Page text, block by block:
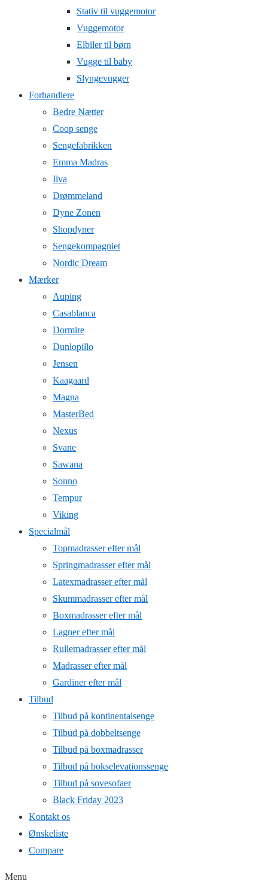
Stativ til vuggemotor
Vuggemotor
Elbiler til børn
Vugge til baby
Slyngevugger
Forhandlere
Bedre Nætter
Coop senge
Sengefabrikken
Emma Madras
Ilva
Drømmeland
Dyne Zonen
Shopdyner
Sengekompagniet
Nordic Dream
Mærker
Auping
Casablanca
Dormire
Dunlopillo
Jensen
Kaagaard
Magna
MasterBed
Nexus
Svane
Sawana
Sonno
Tempur
Viking
Specialmål
Topmadrasser efter mål
Springmadrasser efter mål
Latexmadrasser efter mål
Skummadrasser efter mål
Boxmadrasser efter mål
Lagner efter mål
Rullemadrasser efter mål
Madrasser efter mål
Gardiner efter mål
Tilbud
Tilbud på kontinentalsenge
Tilbud på dobbeltsenge
Tilbud på boxmadrasser
Tilbud på bokselevationssenge
Tilbud på sovesofaer
Black Friday 2023
Kontakt os
Ønskeliste
Compare
Menu